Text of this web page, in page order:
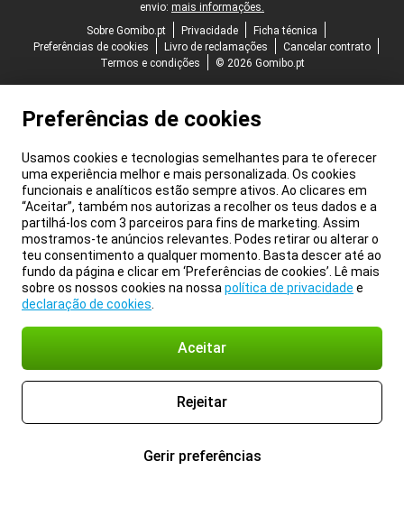
envio: mais informações.
Sobre Gomibo.pt
Privacidade
Ficha técnica
Preferências de cookies
Livro de reclamações
Cancelar contrato
Termos e condições
© 2026 Gomibo.pt
Preferências de cookies
Usamos cookies e tecnologias semelhantes para te oferecer
uma experiência melhor e mais personalizada. Os cookies
funcionais e analíticos estão sempre ativos. Ao clicares em
“Aceitar”, também nos autorizas a recolher os teus dados e a
partilhá-los com 3 parceiros para fins de marketing. Assim
mostramos-te anúncios relevantes. Podes retirar ou alterar o
teu consentimento a qualquer momento. Basta descer até ao
fundo da página e clicar em ‘Preferências de cookies’. Lê mais
sobre os nossos cookies na nossa política de privacidade e
declaração de cookies
Aceitar
Rejeitar
Gerir preferências